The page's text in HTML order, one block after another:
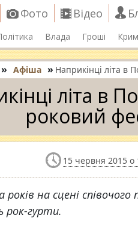
Фото Відео
Влада Гроші
» Афіша » Наприкінці літа в
літа в
роковий
15 червня 2015 о
років на сцені співочого
гурти.